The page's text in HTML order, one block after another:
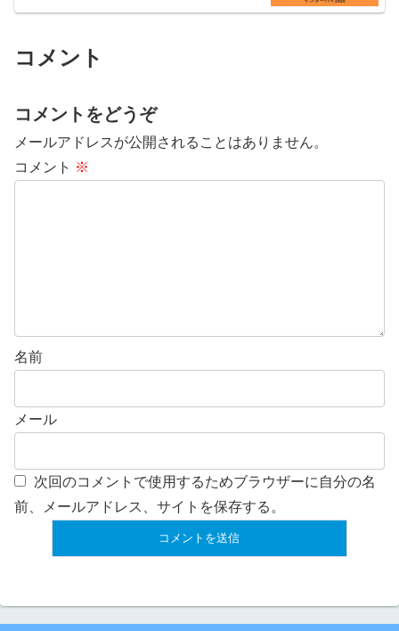
コメント
コメントをどうぞ
メールアドレスが公開されることはありません。
コメント ※
名前
メール
次回のコメントで使用するためブラウザーに自分の名
前、メールアドレス、サイトを保存する。